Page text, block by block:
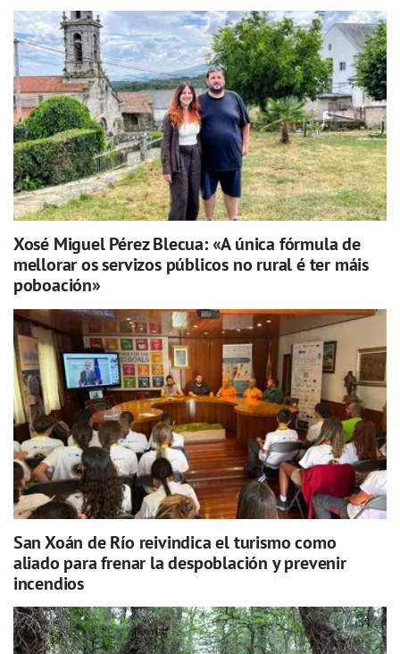
Xosé Miguel Pérez Blecua: «A única fórmula de
mellorar os servizos públicos no rural é ter máis
poboación»
San Xoán de Río reivindica el turismo como
aliado para frenar la despoblación y prevenir
incendios